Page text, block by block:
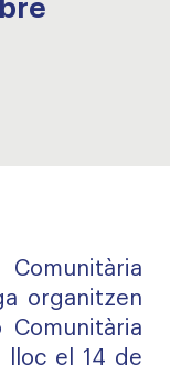
Comunitària
organitzen
Comunitària
lloc el 14 de